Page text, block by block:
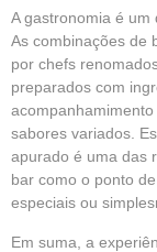
A gastronomia é um
As combinações de
por chefs
preparados com
sabores variados.
apurado é uma das
bar como o ponto
especiais ou
Em suma, a